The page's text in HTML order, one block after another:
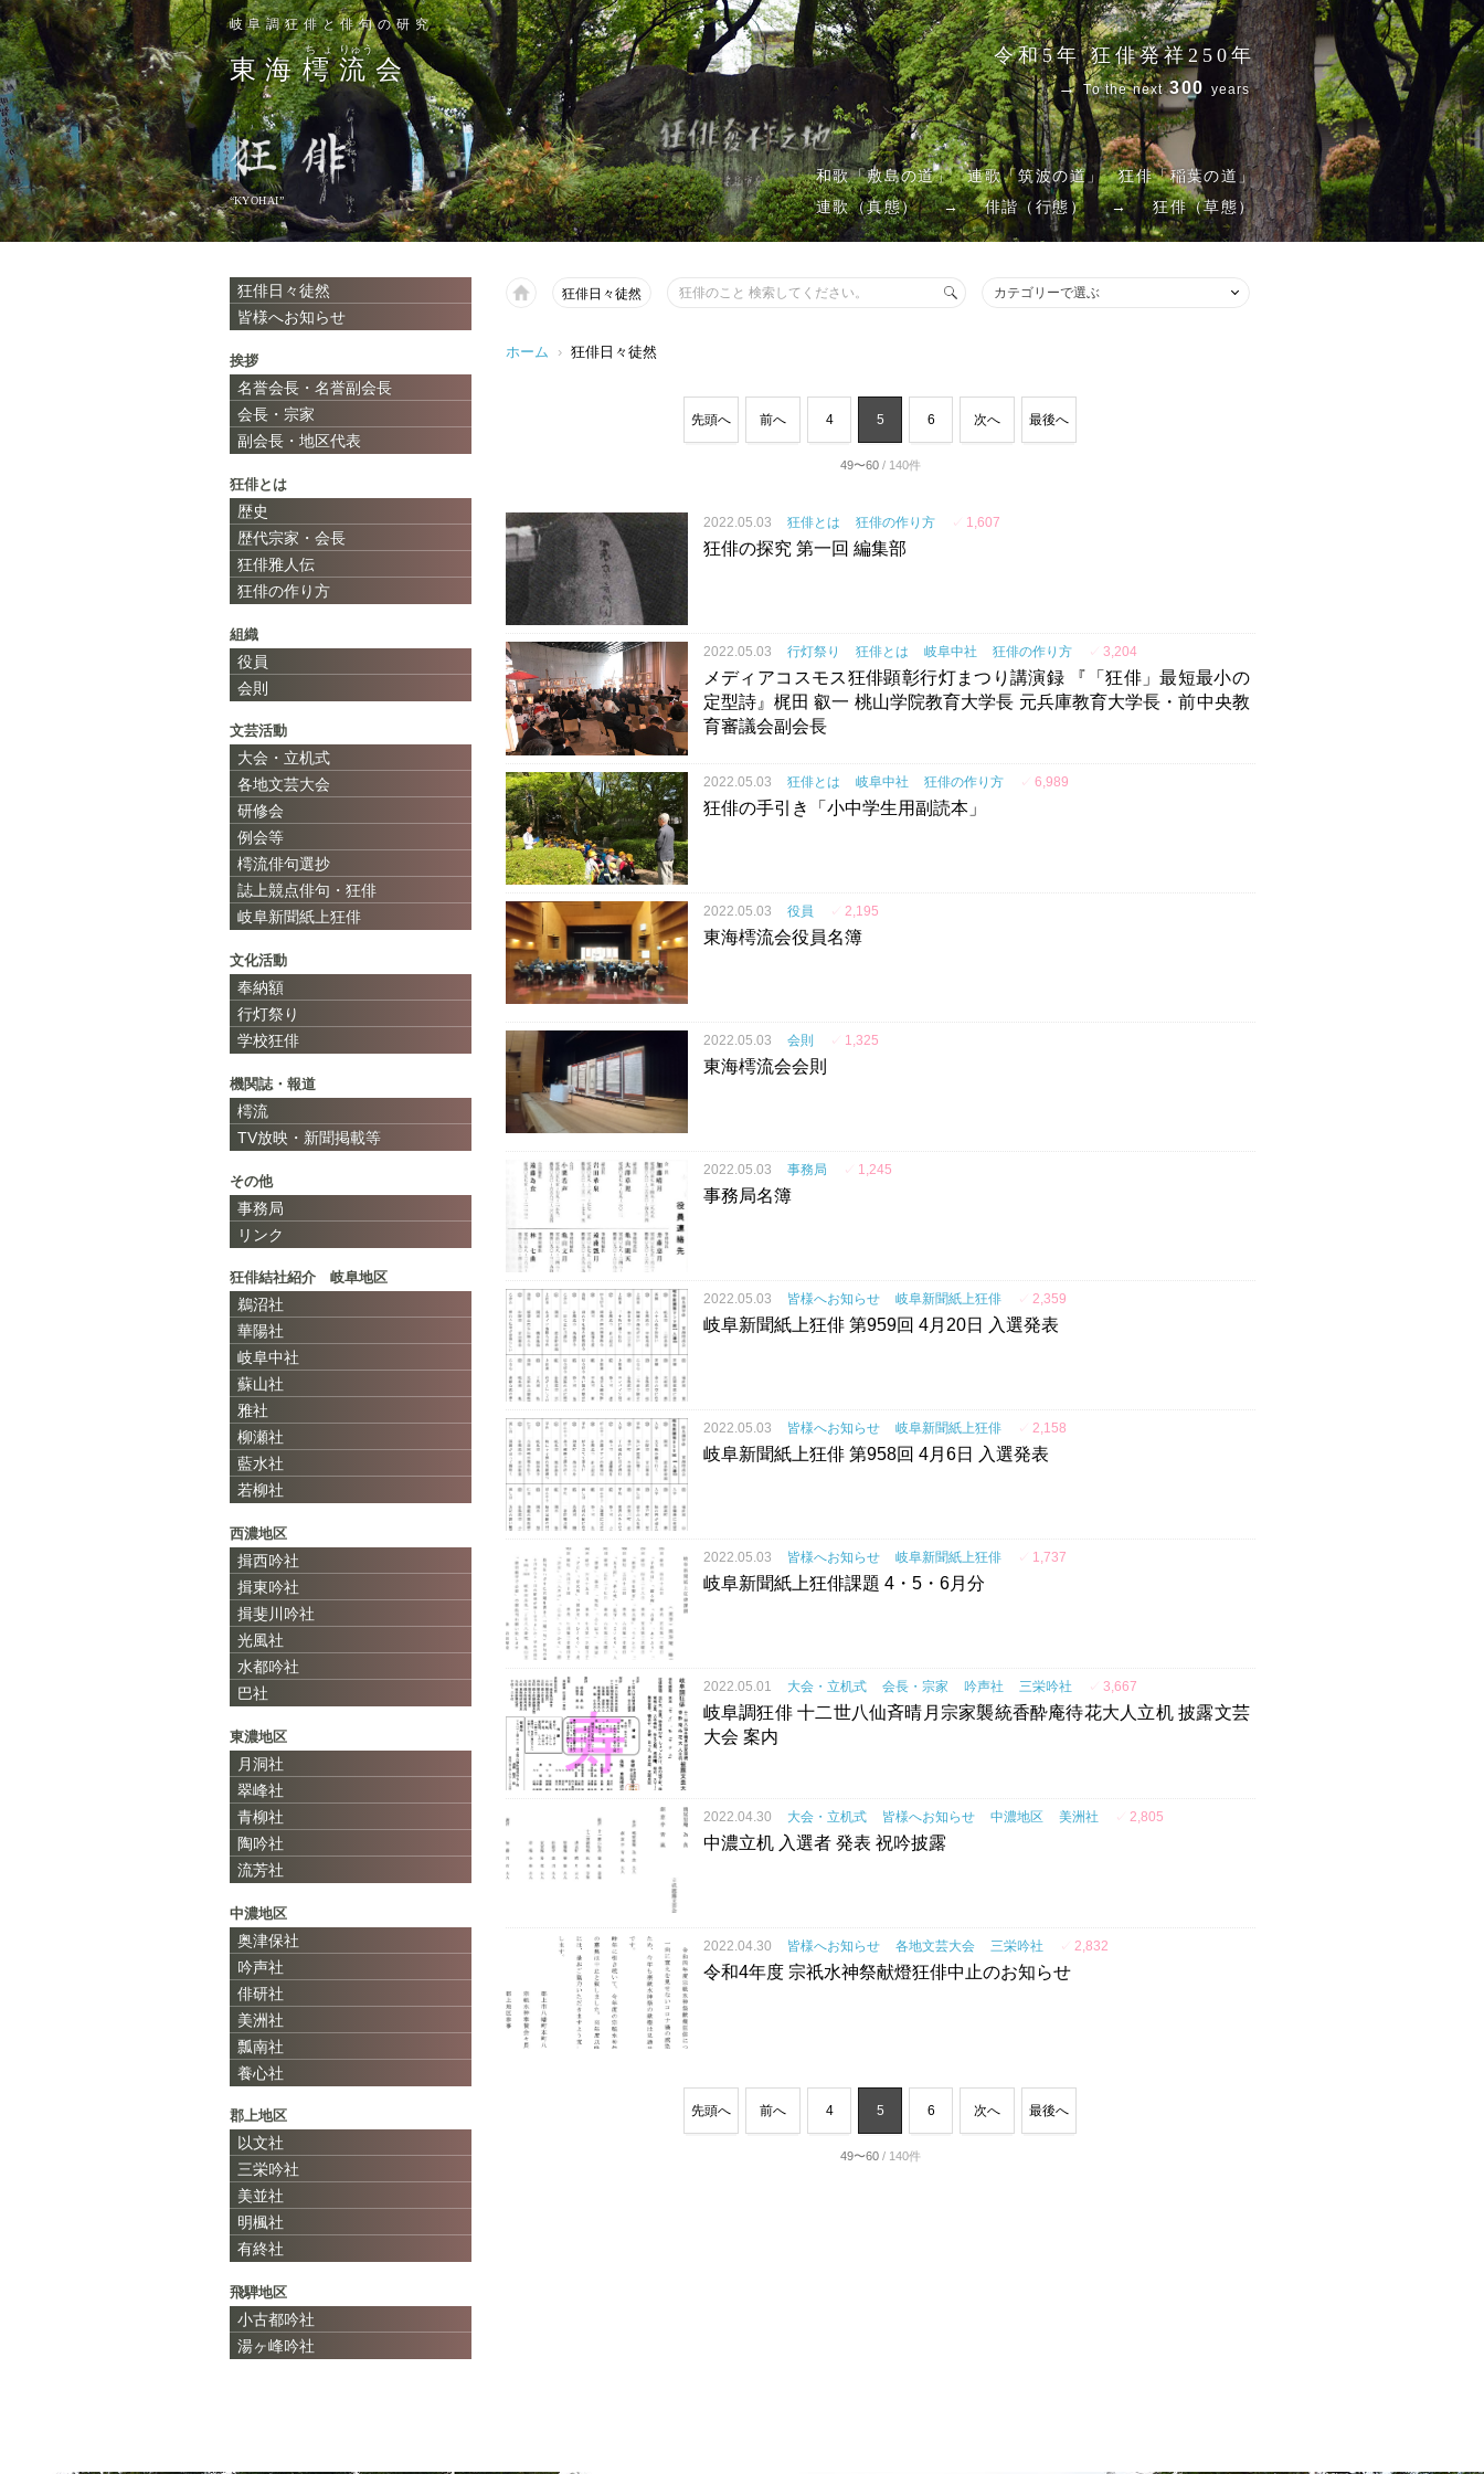
岐阜調狂俳と俳句の研究
東海樗
ちょ
流
りゅう
会
“KYOHAI”
令和5年 狂俳発祥250年
→To the next300 years
和歌「敷島の道」 連歌「筑波の道」
狂俳「稲葉の道」
連歌（真態）
→ 俳諧（行態） → 狂俳（草態）
狂俳日々徒然
ホーム › 狂俳日々徒然
先頭へ 前へ 4 5 6 次へ 最後へ
49〜60/ 140件
2022.05.03 狂俳とは 狂俳の作り方 ✓ 1,607
狂俳の探究 第一回 編集部
2022.05.03 行灯祭り 狂俳とは 岐阜中社 狂俳の作り方 ✓ 3,204
メディアコスモス狂俳顕彰行灯まつり講演録 『「狂俳」最短最小の
定型詩』梶田 叡一 桃山学院教育大学長 元兵庫教育大学長・前中央教
育審議会副会長
2022.05.03 狂俳とは 岐阜中社 狂俳の作り方 ✓ 6,989
狂俳の手引き「小中学生用副読本」
2022.05.03 役員 ✓ 2,195
東海樗流会役員名簿
2022.05.03 会則 ✓ 1,325
東海樗流会会則
2022.05.03 事務局 ✓ 1,245
事務局名簿
2022.05.03 皆様へお知らせ 岐阜新聞紙上狂俳 ✓ 2,359
岐阜新聞紙上狂俳 第959回 4月20日 入選発表
2022.05.03 皆様へお知らせ 岐阜新聞紙上狂俳 ✓ 2,158
岐阜新聞紙上狂俳 第958回 4月6日 入選発表
2022.05.03 皆様へお知らせ 岐阜新聞紙上狂俳 ✓ 1,737
岐阜新聞紙上狂俳課題 4・5・6月分
2022.05.01 大会・立机式 会長・宗家 吟声社 三栄吟社 ✓ 3,667
岐阜調狂俳 十二世八仙斉晴月宗家襲統香酔庵待花大人立机 披露文芸
大会 案内
2022.04.30 大会・立机式 皆様へお知らせ 中濃地区 美洲社 ✓ 2,805
中濃立机 入選者 発表 祝吟披露
2022.04.30 皆様へお知らせ 各地文芸大会 三栄吟社 ✓ 2,832
令和4年度 宗祇水神祭献燈狂俳中止のお知らせ
先頭へ 前へ 4 5 6 次へ 最後へ
49〜60/ 140件
狂俳日々徒然
皆様へお知らせ
挨拶
名誉会長・名誉副会長
会長・宗家
副会長・地区代表
狂俳とは
歴史
歴代宗家・会長
狂俳雅人伝
狂俳の作り方
組織
役員
会則
文芸活動
大会・立机式
各地文芸大会
研修会
例会等
樗流俳句選抄
誌上競点俳句・狂俳
岐阜新聞紙上狂俳
文化活動
奉納額
行灯祭り
学校狂俳
機関誌・報道
樗流
TV放映・新聞掲載等
その他
事務局
リンク
狂俳結社紹介 岐阜地区
鵜沼社
華陽社
岐阜中社
蘇山社
雅社
柳瀬社
藍水社
若柳社
西濃地区
揖西吟社
揖東吟社
揖斐川吟社
光風社
水都吟社
巴社
東濃地区
月洞社
翠峰社
青柳社
陶吟社
流芳社
中濃地区
奥津保社
吟声社
俳研社
美洲社
瓢南社
養心社
郡上地区
以文社
三栄吟社
美並社
明楓社
有終社
飛騨地区
小古都吟社
湯ヶ峰吟社